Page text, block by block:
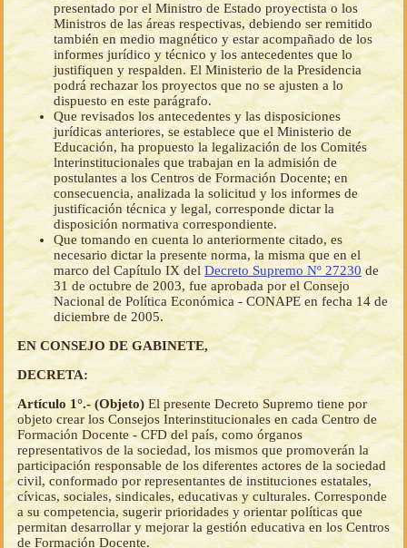
presentado por el Ministro de Estado proyectista o los
Ministros de las áreas respectivas, debiendo ser remitido
también en medio magnético y estar acompañado de los
informes jurídico y técnico y los antecedentes que lo
justifiquen y respalden. El Ministerio de la Presidencia
podrá rechazar los proyectos que no se ajusten a lo
dispuesto en este parágrafo.
Que revisados los antecedentes y las disposiciones
jurídicas anteriores, se establece que el Ministerio de
Educación, ha propuesto la legalización de los Comités
lnterinstitucionales que trabajan en la admisión de
postulantes a los Centros de Formación Docente; en
consecuencia, analizada la solicitud y los informes de
justificación técnica y legal, corresponde dictar la
disposición normativa correspondiente.
Que tomando en cuenta lo anteriormente citado, es
necesario dictar la presente norma, la misma que en el
marco del Capítulo IX del Decreto Supremo Nº 27230 de
31 de octubre de 2003, fue aprobada por el Consejo
Nacional de Política Económica - CONAPE en fecha 14 de
diciembre de 2005.
EN CONSEJO DE GABINETE,
DECRETA:
Artículo 1°.- (Objeto) El presente Decreto Supremo tiene por
objeto crear los Consejos Interinstitucionales en cada Centro de
Formación Docente - CFD del país, como órganos
representativos de la sociedad, los mismos que promoverán la
participación responsable de los diferentes actores de la sociedad
civil, conformado por representantes de instituciones estatales,
cívicas, sociales, sindicales, educativas y culturales. Corresponde
a su competencia, sugerir prioridades y orientar políticas que
permitan desarrollar y mejorar la gestión educativa en los Centros
de Formación Docente.